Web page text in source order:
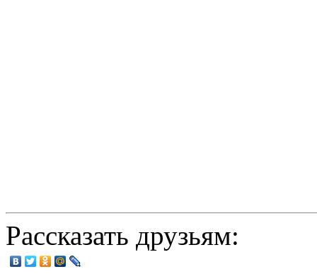
Рассказать друзьям: